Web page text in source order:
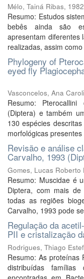
Mélo, Tainá Ribas,
Resumo: Estudos
bebês ainda são
apresentam diferentes
realizadas, assim
Phylogeny of
eyed fly
Vasconcelos, Ana
Resumo:
(Diptera) e também
130 espécies
morfológicas
Revisão e análise
Carvalho, 1993
Gomes, Lucas Roberto
Resumo: Muscidae é
Diptera, com mais
todas as regiões
Carvalho, 1993 pode
Regulação da
PII e cristalização
Rodrigues, Thiago
Resumo: As proteínas
distribuídas